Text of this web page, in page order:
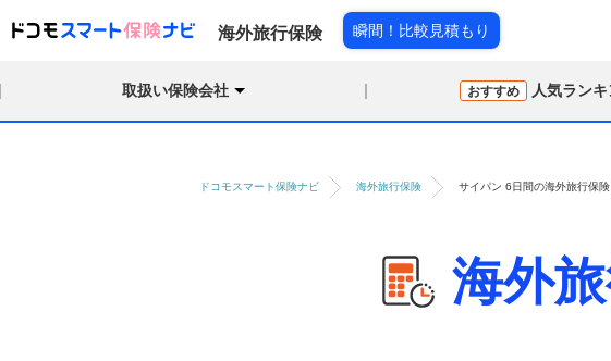
海外旅行保険 瞬間！比較見積もり
取扱い保険会社 おすすめ 人気ラン
ドコモスマート保険ナビ 海外旅行保険 サイパン 6日間の海外旅行保
海外